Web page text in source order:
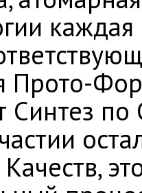
Прото-
Синтез